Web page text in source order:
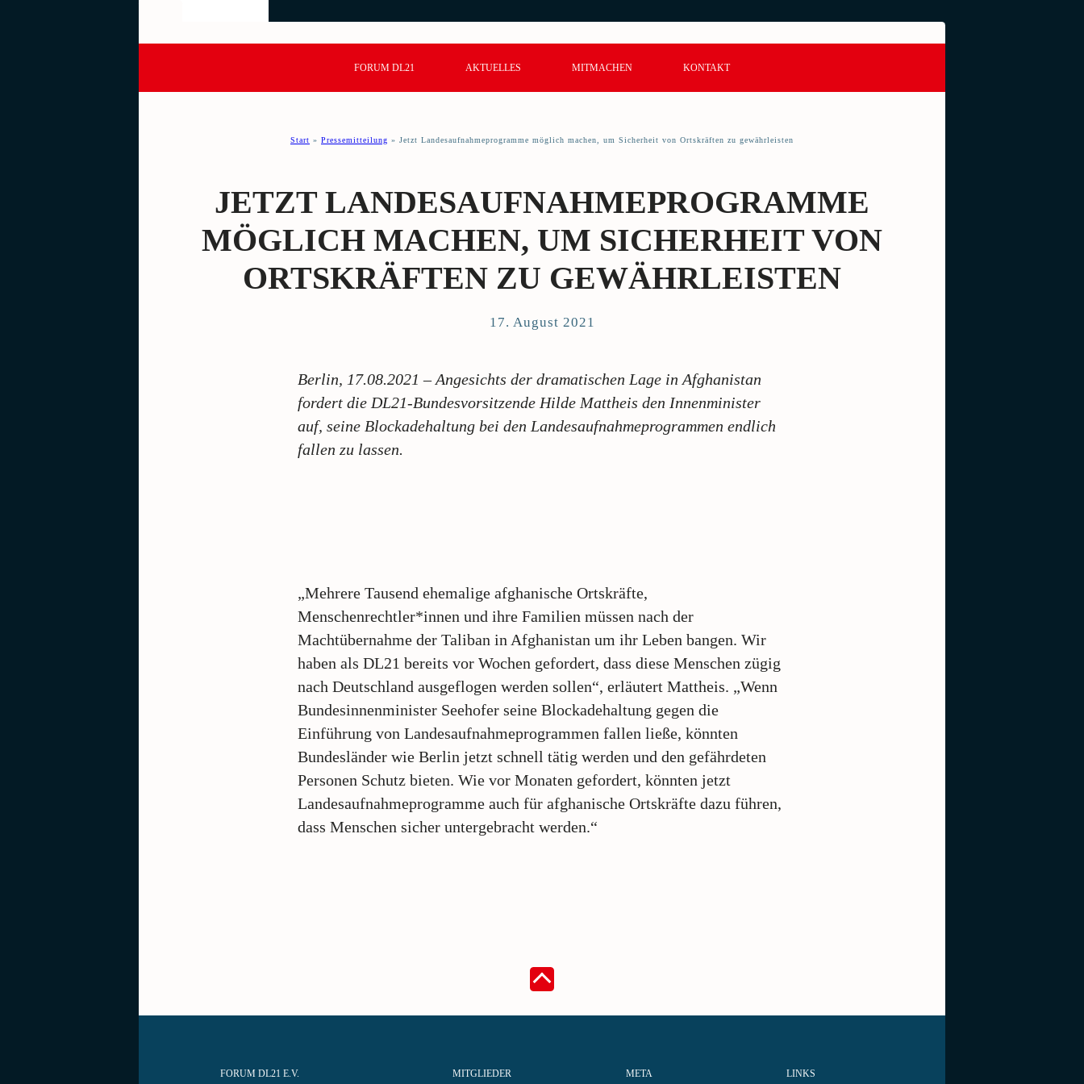
FORUM DL21 AKTUELLES MITMACHEN KONTAKT
Start » Pressemitteilung » Jetzt Landesaufnahmeprogramme möglich machen, um Sicherheit von Ortskräften zu gewährleisten
JETZT LANDESAUFNAHMEPROGRAMME
MÖGLICH MACHEN, UM SICHERHEIT VON
ORTSKRÄFTEN ZU GEWÄHRLEISTEN
17. August 2021
Berlin, 17.08.2021 – Angesichts der dramatischen Lage in Afghanistan
fordert die DL21-Bundesvorsitzende Hilde Mattheis den Innenminister
auf, seine Blockadehaltung bei den Landesaufnahmeprogrammen endlich
fallen zu lassen.
„Mehrere Tausend ehemalige afghanische Ortskräfte,
Menschenrechtler*innen und ihre Familien müssen nach der
Machtübernahme der Taliban in Afghanistan um ihr Leben bangen. Wir
haben als DL21 bereits vor Wochen gefordert, dass diese Menschen zügig
nach Deutschland ausgeflogen werden sollen“, erläutert Mattheis. „Wenn
Bundesinnenminister Seehofer seine Blockadehaltung gegen die
Einführung von Landesaufnahmeprogrammen fallen ließe, könnten
Bundesländer wie Berlin jetzt schnell tätig werden und den gefährdeten
Personen Schutz bieten. Wie vor Monaten gefordert, könnten jetzt
Landesaufnahmeprogramme auch für afghanische Ortskräfte dazu führen,
dass Menschen sicher untergebracht werden.“
FORUM DL21 E.V. MITGLIEDER META LINKS